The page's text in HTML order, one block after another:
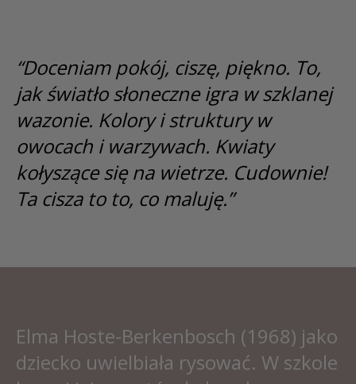
“Doceniam pokój, ciszę, piękno. To,
jak światło słoneczne igra w szklanej
wazonie. Kolory i struktury w
owocach i warzywach. Kwiaty
kołyszące się na wietrze. Cudownie!
Ta cisza to to, co maluję.”
Elma Hoste-Berkenbosch (1968) jako
dziecko uwielbiała rysować. W szkole